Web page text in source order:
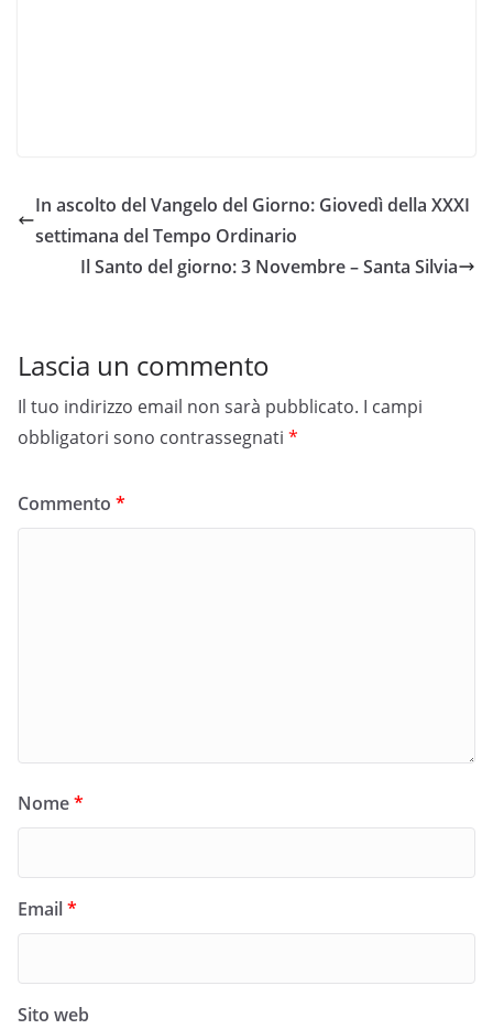
In ascolto del Vangelo del Giorno: Giovedì della XXXI
settimana del Tempo Ordinario
Il Santo del giorno: 3 Novembre – Santa Silvia
Lascia un commento
Il tuo indirizzo email non sarà pubblicato. I campi
obbligatori sono contrassegnati *
Commento *
Nome*
Email*
Sito web